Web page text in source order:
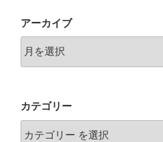
ン
アーカイブ
カテゴリー